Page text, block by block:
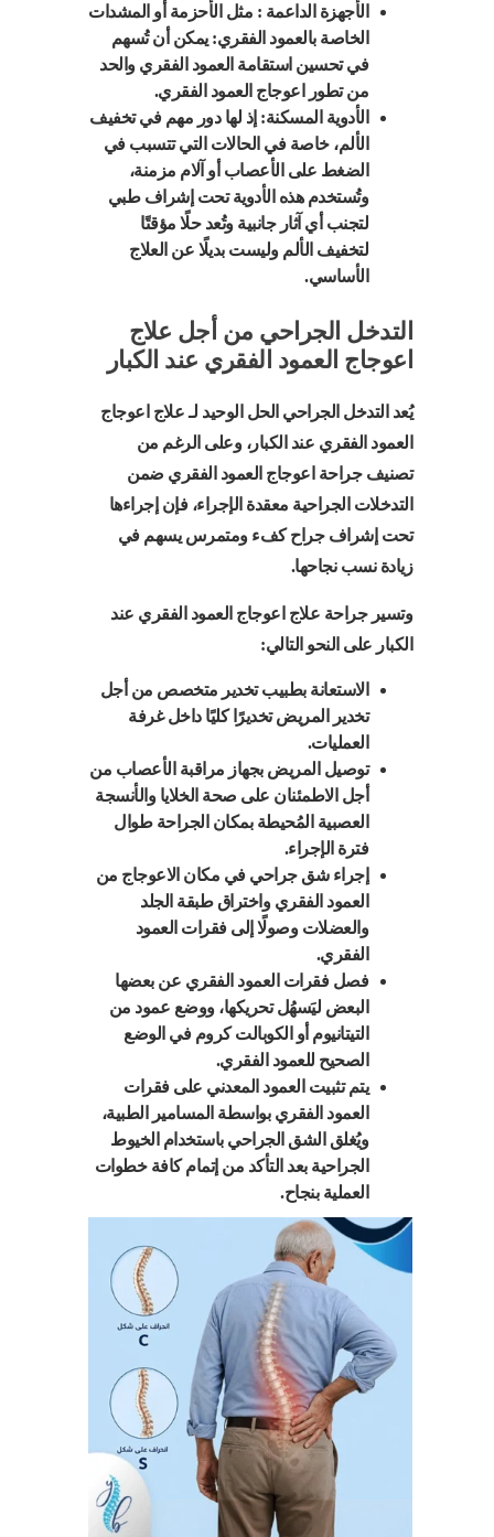
الأجهزة الداعمة : مثل الأحزمة أو المشدات
الخاصة بالعمود الفقري: يمكن أن تُسهم
في تحسين استقامة العمود الفقري والحد
من تطور اعوجاج العمود الفقري.
الأدوية المسكنة: إذ لها دور مهم في تخفيف
الألم، خاصة في الحالات التي تتسبب في
الضغط على الأعصاب أو آلام مزمنة،
وتُستخدم هذه الأدوية تحت إشراف طبي
لتجنب أي آثار جانبية وتُعد حلًا مؤقتًا
لتخفيف الألم وليست بديلًا عن العلاج
الأساسي.
التدخل الجراحي من أجل علاج
اعوجاج العمود الفقري عند الكبار
يُعد التدخل الجراحي الحل الوحيد لـ علاج اعوجاج
العمود الفقري عند الكبار، وعلى الرغم من
تصنيف جراحة اعوجاج العمود الفقري ضمن
التدخلات الجراحية معقدة الإجراء، فإن إجراءها
تحت إشراف جراح كفء ومتمرس يسهم في
زيادة نسب نجاحها.
وتسير جراحة علاج اعوجاج العمود الفقري عند
الكبار على النحو التالي:
الاستعانة بطبيب تخدير متخصص من أجل
تخدير المريض تخديرًا كليًا داخل غرفة
العمليات.
توصيل المريض بجهاز مراقبة الأعصاب من
أجل الاطمئنان على صحة الخلايا والأنسجة
العصبية المُحيطة بمكان الجراحة طوال
فترة الإجراء.
إجراء شق جراحي في مكان الاعوجاج من
العمود الفقري واختراق طبقة الجلد
والعضلات وصولًا إلى فقرات العمود
الفقري.
فصل فقرات العمود الفقري عن بعضها
البعض ليَسهُل تحريكها، ووضع عمود من
التيتانيوم أو الكوبالت كروم في الوضع
الصحيح للعمود الفقري.
يتم تثبيت العمود المعدني على فقرات
العمود الفقري بواسطة المسامير الطبية،
ويُغلق الشق الجراحي باستخدام الخيوط
الجراحية بعد التأكد من إتمام كافة خطوات
العملية بنجاح.